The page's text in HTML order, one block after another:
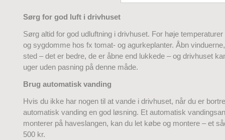
Sørg for god luft i drivhuset
Sørg altid for god udluftning i drivhuset. For høje
og sygdomme hos fx tomat- og agurkeplanter. Åbn
sted – det er bedre, de er åbne end lukkede – og drivhuset
uger uden pasning på denne måde.
Brug automatisk vanding
Hvis du ikke har nogen til at vande i drivhuset, når du er
automatisk vanding en god løsning. Et automatisk
monterer på haveslangen, kan du let købe og montere – et
500 kr.